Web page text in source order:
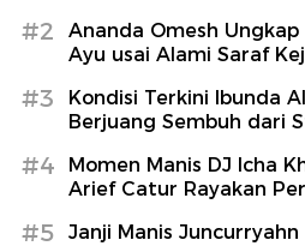
#2
Ananda Omesh
Ayu usai Alami Saraf
#3
Kondisi Terkini Ibunda
Berjuang Sembuh dari
#4
Momen Manis DJ Icha
Arief Catur Rayakan
#5 Janji Manis